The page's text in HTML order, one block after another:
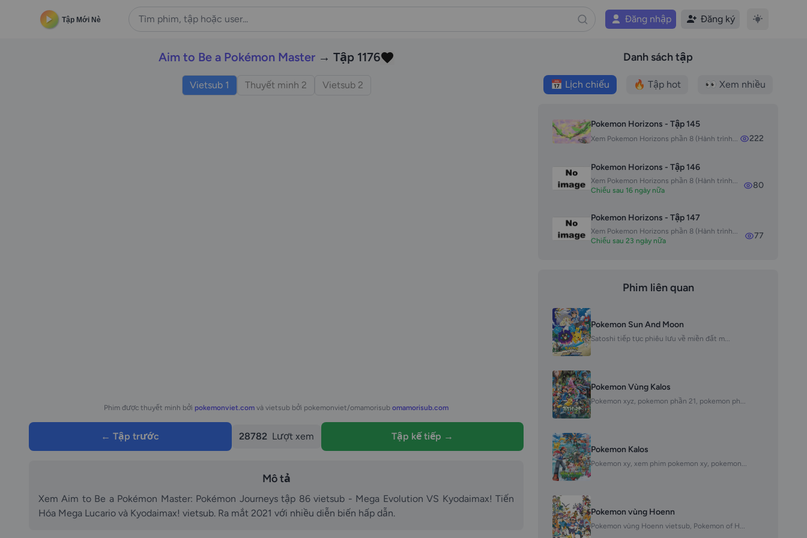
Tập Mới Nè Đăng nhập Đăng ký
Aim to Be a Pokémon Master→ Tập 1176
Vietsub 1 Thuyết minh 2 Vietsub 2
Phim được thuyết minh bởi pokemonviet.com và vietsub bởi pokemonviet/omamorisub omamorisub.com
← Tập trước 28782 Lượt xem Tập kế tiếp →
Mô tả
Xem Aim to Be a Pokémon Master: Pokémon Journeys tập 86 vietsub - Mega Evolution VS Kyodaimax! Tiến
Hóa Mega Lucario và Kyodaimax! vietsub. Ra mắt 2021 với nhiều diễn biến hấp dẫn.
Danh sách tập
📅 Lịch chiếu 🔥 Tập hot 👀 Xem nhiều
Pokemon Horizons - Tập 145
Xem Pokemon Horizons phần 8 (Hành trình... 222
Pokemon Horizons - Tập 146
Xem Pokemon Horizons phần 8 (Hành trình...
Chiếu sau 16 ngày nữa
80
Pokemon Horizons - Tập 147
Xem Pokemon Horizons phần 8 (Hành trình...
Chiếu sau 23 ngày nữa
77
Phim liên quan
Pokemon Sun And Moon
Satoshi tiếp tục phiêu lưu về miền đất m...
Pokemon Vùng Kalos
Pokemon xyz, pokemon phần 21, pokemon ph...
Pokemon Kalos
Pokemon xy, xem phim pokemon xy, pokemon...
Pokemon vùng Hoenn
Pokemon vùng Hoenn vietsub, Pokemon of H...